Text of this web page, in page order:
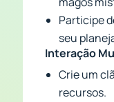
Participe
seu
Interação
Crie um
recursos.